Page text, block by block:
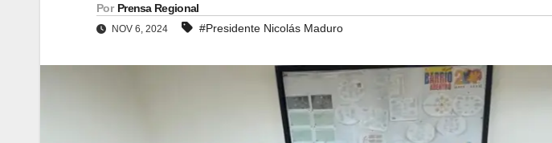
Por Prensa Regional
NOV 6, 2024 #Presidente Nicolás Maduro